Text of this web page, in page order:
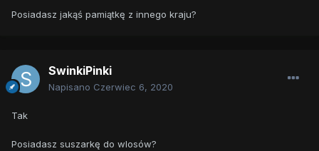
Posiadasz jakąś pamiątkę z innego kraju?
SwinkiPinki
Napisano Czerwiec 6, 2020
Tak
Posiadasz suszarkę do wlosów?